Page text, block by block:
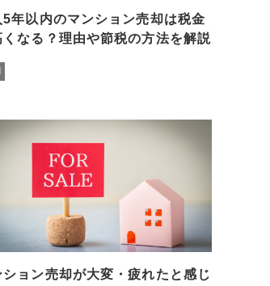
5年以内のマンション売却は税金
くなる？理由や節税の方法を解説
ション売却が大変・疲れたと感じ